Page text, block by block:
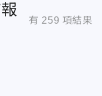
有 259 項結果